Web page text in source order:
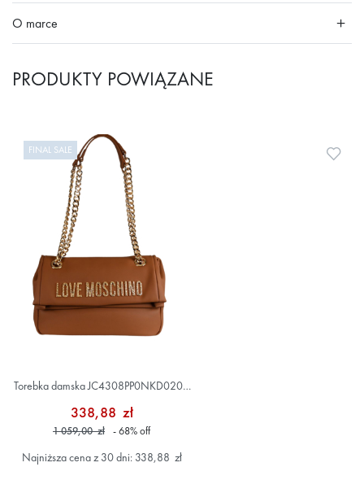
O marce
PRODUKTY POWIĄZANE
FINAL SALE
Torebka damska JC4308PP0NKD020A
338,88 zł
1 059,00 zł - 68%off
Najniższa cena z 30 dni: 338,88 zł